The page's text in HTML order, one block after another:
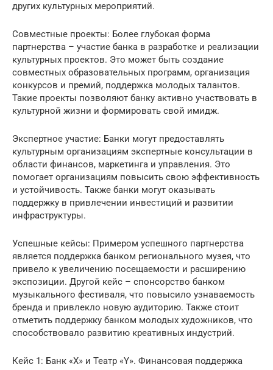
других культурных мероприятий.
Совместные проекты: Более глубокая форма
партнерства – участие банка в разработке и реализации
культурных проектов. Это может быть создание
совместных образовательных программ, организация
конкурсов и премий, поддержка молодых талантов.
Такие проекты позволяют банку активно участвовать в
культурной жизни и формировать свой имидж.
Экспертное участие: Банки могут предоставлять
культурным организациям экспертные консультации в
области финансов, маркетинга и управления. Это
помогает организациям повысить свою эффективность
и устойчивость. Также банки могут оказывать
поддержку в привлечении инвестиций и развитии
инфраструктуры.
Успешные кейсы: Примером успешного партнерства
является поддержка банком регионального музея, что
привело к увеличению посещаемости и расширению
экспозиции. Другой кейс – спонсорство банком
музыкального фестиваля, что повысило узнаваемость
бренда и привлекло новую аудиторию. Также стоит
отметить поддержку банком молодых художников, что
способствовало развитию креативных индустрий.
Кейс 1: Банк «X» и Театр «Y». Финансовая поддержка